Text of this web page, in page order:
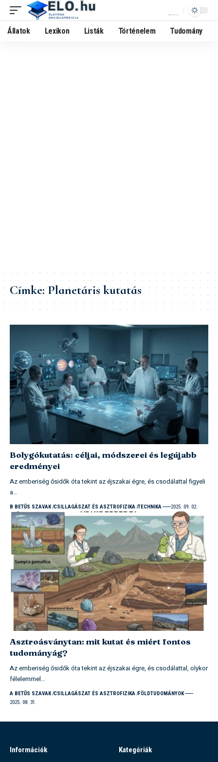
Állatok Lexikon Listák Történelem Tudomány
Címke:Planetáris kutatás
Bolygókutatás: céljai, módszerei és legújabb
eredményei
Az emberiség ősidők óta tekint az éjszakai égre, és csodálattal figyeli
a…
B BETŰS SZAVAK CSILLAGÁSZAT ÉS ASZTROFIZIKA TECHNIKA 2025. 09. 02.
Asztroásványtan: mit kutat és miért fontos
tudományág?
Az emberiség ősidők óta tekint az éjszakai égre, és csodálattal, olykor
félelemmel…
A BETŰS SZAVAK CSILLAGÁSZAT ÉS ASZTROFIZIKA FÖLDTUDOMÁNYOK
2025. 08. 31.
Információk
Kategóriák